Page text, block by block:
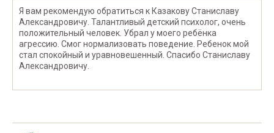
Я вам рекомендую обратиться к Казакову Станиславу
Александровичу. Талантливый детский психолог, очень
положительный человек. Убрал у моего ребёнка
агрессию. Смог нормализовать поведение. Ребенок мой
стал спокойный и уравновешенный. Спасибо Станиславу
Александровичу.